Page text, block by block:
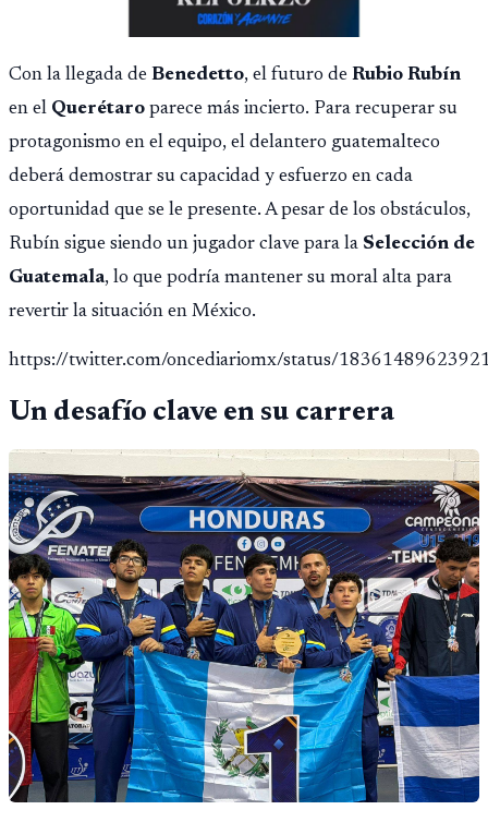
Con la llegada de Benedetto, el futuro de Rubio Rubín
en el Querétaro parece más incierto. Para recuperar su
protagonismo en el equipo, el delantero guatemalteco
deberá demostrar su capacidad y esfuerzo en cada
oportunidad que se le presente. A pesar de los obstáculos,
Rubín sigue siendo un jugador clave para la Selección de
Guatemala, lo que podría mantener su moral alta para
revertir la situación en México.
https://twitter.com/oncediariomx/status/
Un desafío clave en su carrera